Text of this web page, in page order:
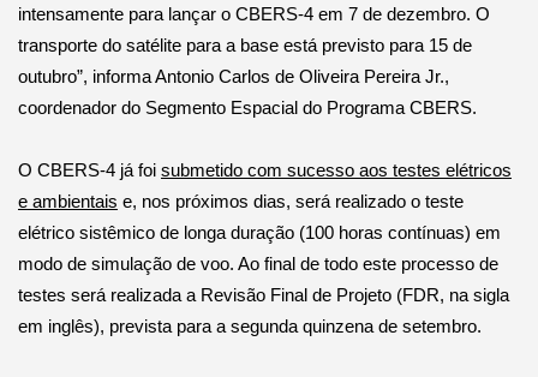
intensamente para lançar o CBERS-4 em 7 de dezembro. O
transporte do satélite para a base está previsto para 15 de
outubro”, informa Antonio Carlos de Oliveira Pereira Jr.,
coordenador do Segmento Espacial do Programa CBERS.
O CBERS-4 já foi submetido com sucesso aos testes elétricos
e ambientais e, nos próximos dias, será realizado o teste
elétrico sistêmico de longa duração (100 horas contínuas) em
modo de simulação de voo. Ao final de todo este processo de
testes será realizada a Revisão Final de Projeto (FDR, na sigla
em inglês), prevista para a segunda quinzena de setembro.